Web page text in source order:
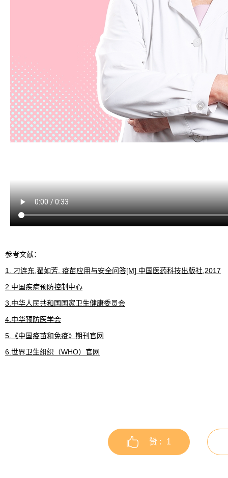
参考文献：
1. 刁连东,翟如芳. 疫苗应用与安全问答[M] 中国医药科技出版社,2017
2.中国疾病预防控制中心
3.中华人民共和国国家卫生健康委员会
4.中华预防医学会
5.《中国疫苗和免疫》期刊官网
6.世界卫生组织（WHO）官网
赞 : 1